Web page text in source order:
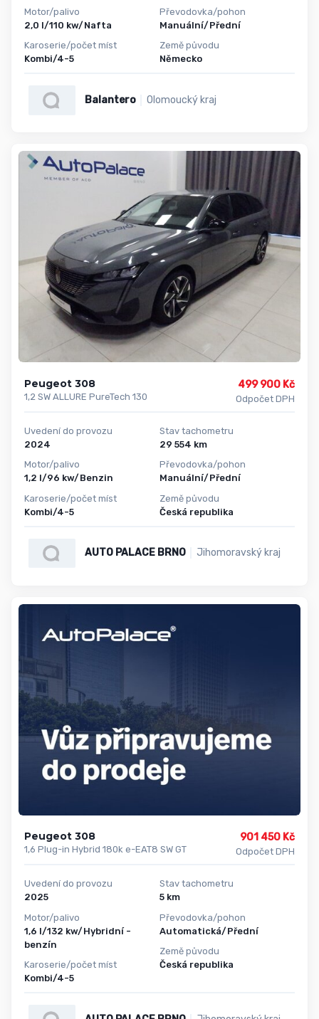
Motor/palivo
2,0 l/110 kw/Nafta
Karoserie/počet míst
Kombi/4-5
Převodovka/pohon
Manuální/Přední
Země původu
Německo
Balantero Olomoucký kraj
Peugeot 308
1,2 SW ALLURE PureTech 130
499 900 Kč
Odpočet DPH
Uvedení do provozu
2024
Motor/palivo
1,2 l/96 kw/Benzin
Karoserie/počet míst
Kombi/4-5
Stav tachometru
29 554 km
Převodovka/pohon
Manuální/Přední
Země původu
Česká republika
AUTO PALACE BRNO Jihomoravský kraj
Peugeot 308
1,6 Plug-in Hybrid 180k e-EAT8 SW GT
901 450 Kč
Odpočet DPH
Uvedení do provozu
2025
Motor/palivo
1,6 l/132 kw/Hybridní -
benzín
Karoserie/počet míst
Kombi/4-5
Stav tachometru
5 km
Převodovka/pohon
Automatická/Přední
Země původu
Česká republika